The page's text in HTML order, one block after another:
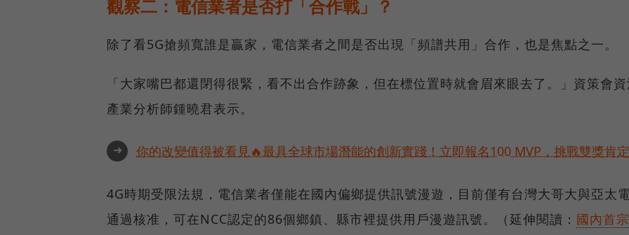
觀察二：電信業者是否打「合作戰」？
除了看5G搶頻寬誰是贏家，電信業者之間是否出現「頻譜共用」合作，也是焦點之一。
「大家嘴巴都還閉得很緊，看不出合作跡象，但在標位置時就會眉來眼去了。」資策會資
產業分析師鍾曉君表示。
➜ 你的改變值得被看見🔥最具全球市場潛能的創新實踐！立即報名100 MVP，挑戰雙獎肯定
4G時期受限法規，電信業者僅能在國內偏鄉提供訊號漫遊，目前僅有台灣大哥大與亞太
通過核准，可在NCC認定的86個鄉鎮、縣市裡提供用戶漫遊訊號。（延伸閱讀： 國內首